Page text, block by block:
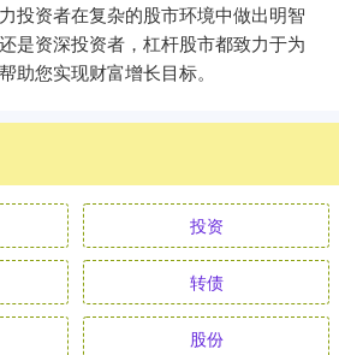
投资者在复杂的股市环境中做出明智
是资深投资者，杠杆股市都致力于为
助您实现财富增长目标。
投资
转债
股份